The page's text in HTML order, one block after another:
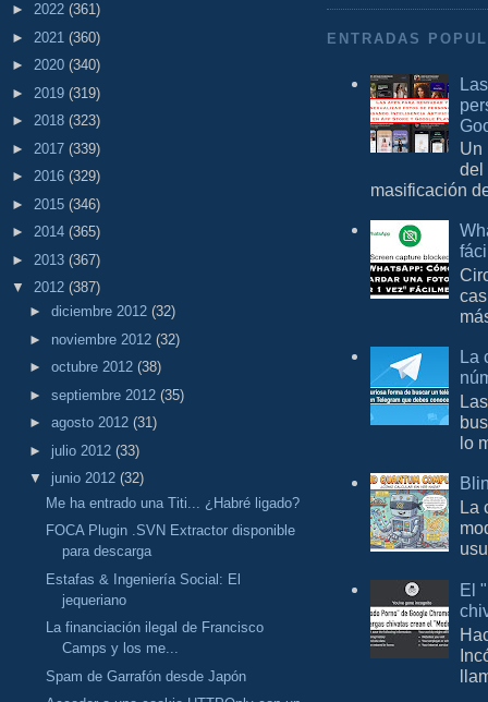
► 2022 (361)
► 2021 (360)
► 2020 (340)
► 2019 (319)
► 2018 (323)
► 2017 (339)
► 2016 (329)
► 2015 (346)
► 2014 (365)
► 2013 (367)
▼ 2012 (387)
► diciembre 2012 (32)
► noviembre 2012 (32)
► octubre 2012 (38)
► septiembre 2012 (35)
► agosto 2012 (31)
► julio 2012 (33)
▼ junio 2012 (32)
Me ha entrado una Titi... ¿Habré ligado?
FOCA Plugin .SVN Extractor disponible
para descarga
Estafas & Ingeniería Social: El
jequeriano
La financiación ilegal de Francisco
Camps y los me...
Spam de Garrafón desde Japón
ENTRADAS
Un
del
masificación
La
lo
La
El